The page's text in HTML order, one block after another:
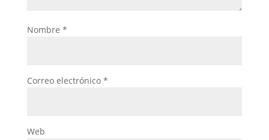
Nombre *
Correo electrónico *
Web